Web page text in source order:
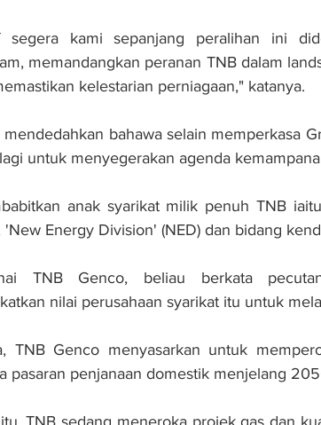
segera kami sepanjang peralihan ini
memandangkan peranan TNB dalam
kelestarian perniagaan," katanya.
mendedahkan bahawa selain memperkasa
untuk menyegerakan agenda
anak syarikat milik penuh TNB
'New Energy Division' (NED) dan bidang
TNB Genco, beliau berkata
TNB Genco menyasarkan untuk
pasaran penjanaan domestik menjelang
TNB sedang meneroka projek gas dan